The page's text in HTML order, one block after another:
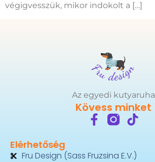
végigvesszük, mikor indokolt a […]
Az egyedi kutyaruha
Kövess minket
Elérhetőség
Fru Design (Sass Fruzsina E.V.)